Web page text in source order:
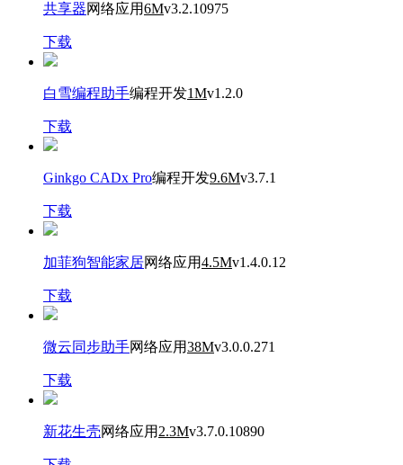
共享器网络应用6Mv3.2.10975
下载
白雪编程助手编程开发1Mv1.2.0
下载
Ginkgo CADx Pro编程开发9.6Mv3.7.1
下载
加菲狗智能家居网络应用4.5Mv1.4.0.12
下载
微云同步助手网络应用38Mv3.0.0.271
下载
新花生壳网络应用 2.3Mv3.7.0.10890